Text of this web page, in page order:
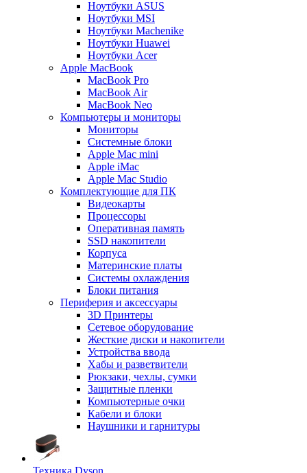
Ноутбуки ASUS
Ноутбуки MSI
Ноутбуки Machenike
Ноутбуки Huawei
Ноутбуки Acer
Apple MacBook
MacBook Pro
MacBook Air
MacBook Neo
Компьютеры и мониторы
Мониторы
Системные блоки
Apple Mac mini
Apple iMac
Apple Mac Studio
Комплектующие для ПК
Видеокарты
Процессоры
Оперативная память
SSD накопители
Корпуса
Материнские платы
Системы охлаждения
Блоки питания
Периферия и аксессуары
3D Принтеры
Сетевое оборудование
Жесткие диски и накопители
Устройства ввода
Хабы и разветвители
Рюкзаки, чехлы, сумки
Защитные пленки
Компьютерные очки
Кабели и блоки
Наушники и гарнитуры
Техника Dyson